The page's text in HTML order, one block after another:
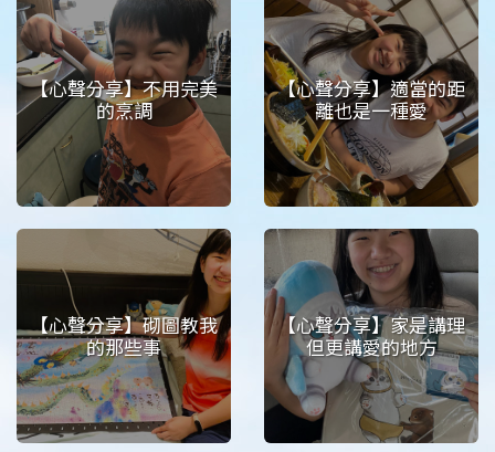
【心聲分享】不用完美
的烹調
【心聲分享】適當的距
離也是一種愛
【心聲分享】砌圖教我
的那些事
【心聲分享】家是講理
但更講愛的地方